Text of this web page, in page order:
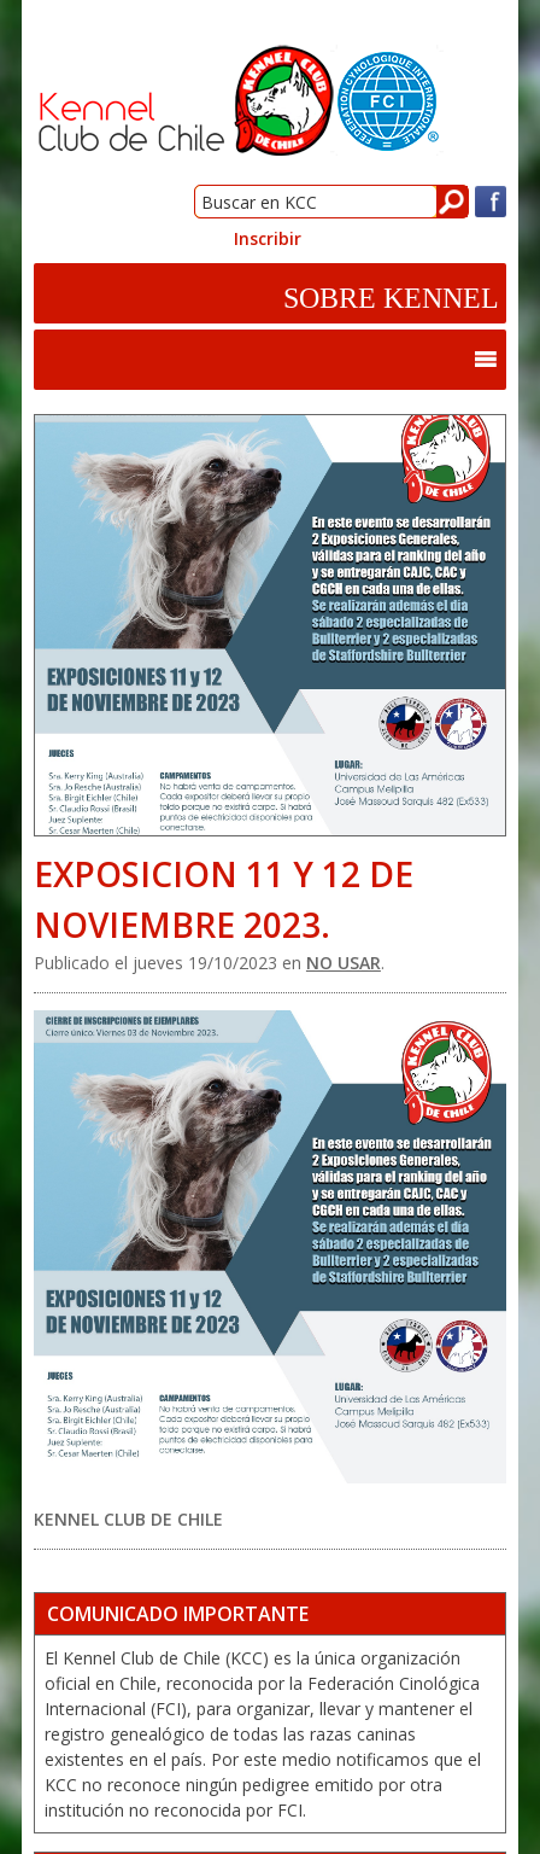
Inscribir
EXPOSICION 11 Y 12 DE
NOVIEMBRE 2023.
Publicado el jueves 19/10/2023 en NO USAR.
KENNEL CLUB DE CHILE
COMUNICADO IMPORTANTE
El Kennel Club de Chile (KCC) es la única organización
oficial en Chile, reconocida por la Federación Cinológica
Internacional (FCI), para organizar, llevar y mantener el
registro genealógico de todas las razas caninas
existentes en el país. Por este medio notificamos que el
KCC no reconoce ningún pedigree emitido por otra
institución no reconocida por FCI.